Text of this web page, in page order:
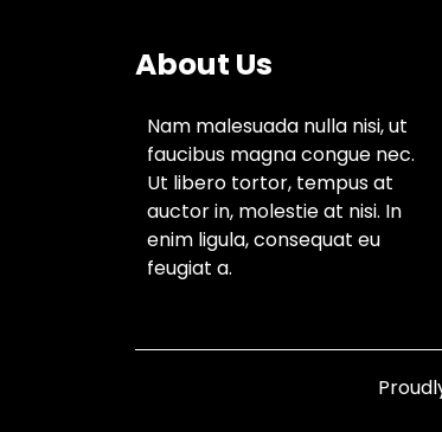
About Us
Nam malesuada nulla nisi, ut
faucibus magna congue nec.
Ut libero tortor, tempus at
auctor in, molestie at nisi. In
enim ligula, consequat eu
feugiat a.